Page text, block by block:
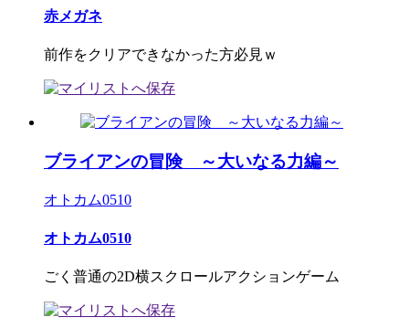
赤メガネ
前作をクリアできなかった方必見ｗ
ブライアンの冒険 ～大いなる力編～
オトカム0510
オトカム0510
ごく普通の2D横スクロールアクションゲーム